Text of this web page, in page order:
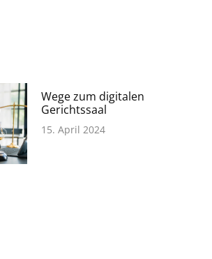
Wege zum digitalen
Gerichtssaal
15. April 2024